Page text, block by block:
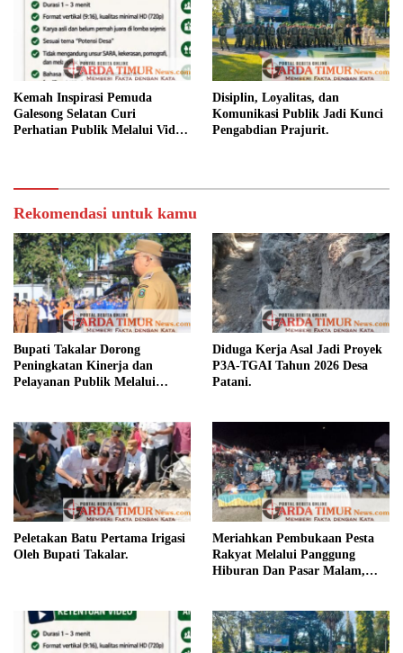
Kemah Inspirasi Pemuda
Galesong Selatan Curi
Perhatian Publik Melalui Video
Disiplin, Loyalitas, dan
Komunikasi Publik Jadi Kunci
Pengabdian Prajurit.
Rekomendasi untuk kamu
Bupati Takalar Dorong
Peningkatan Kinerja dan
Pelayanan Publik Melalui
Diduga Kerja Asal Jadi Proyek
P3A-TGAI Tahun 2026 Desa
Patani.
Peletakan Batu Pertama Irigasi
Oleh Bupati Takalar.
Meriahkan Pembukaan Pesta
Rakyat Melalui Panggung
Hiburan Dan Pasar Malam,